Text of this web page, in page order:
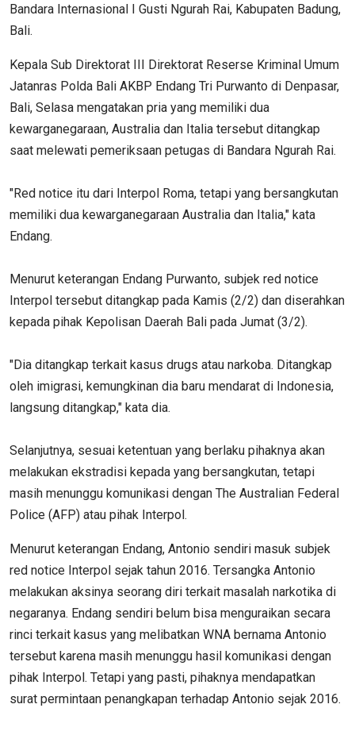
Bandara Internasional I Gusti Ngurah Rai, Kabupaten Badung,
Bali.
Kepala Sub Direktorat III Direktorat Reserse Kriminal Umum
Jatanras Polda Bali AKBP Endang Tri Purwanto di Denpasar,
Bali, Selasa mengatakan pria yang memiliki dua
kewarganegaraan, Australia dan Italia tersebut ditangkap
saat melewati pemeriksaan petugas di Bandara Ngurah Rai.
"Red notice itu dari Interpol Roma, tetapi yang bersangkutan
memiliki dua kewarganegaraan Australia dan Italia," kata
Endang.
Menurut keterangan Endang Purwanto, subjek red notice
Interpol tersebut ditangkap pada Kamis (2/2) dan diserahkan
kepada pihak Kepolisan Daerah Bali pada Jumat (3/2).
"Dia ditangkap terkait kasus drugs atau narkoba. Ditangkap
oleh imigrasi, kemungkinan dia baru mendarat di Indonesia,
langsung ditangkap," kata dia.
Selanjutnya, sesuai ketentuan yang berlaku pihaknya akan
melakukan ekstradisi kepada yang bersangkutan, tetapi
masih menunggu komunikasi dengan The Australian Federal
Police (AFP) atau pihak Interpol.
Menurut keterangan Endang, Antonio sendiri masuk subjek
red notice Interpol sejak tahun 2016. Tersangka Antonio
melakukan aksinya seorang diri terkait masalah narkotika di
negaranya. Endang sendiri belum bisa menguraikan secara
rinci terkait kasus yang melibatkan WNA bernama Antonio
tersebut karena masih menunggu hasil komunikasi dengan
pihak Interpol. Tetapi yang pasti, pihaknya mendapatkan
surat permintaan penangkapan terhadap Antonio sejak 2016.